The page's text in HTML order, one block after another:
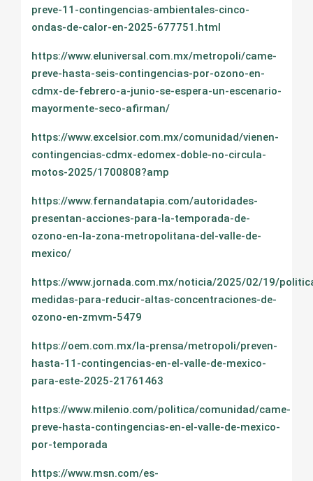
preve-11-contingencias-ambientales-cinco-
ondas-de-calor-en-2025-677751.html
https://www.eluniversal.com.mx/metropoli/came-
preve-hasta-seis-contingencias-por-ozono-en-
cdmx-de-febrero-a-junio-se-espera-un-escenario-
mayormente-seco-afirman/
https://www.excelsior.com.mx/comunidad/vienen-
contingencias-cdmx-edomex-doble-no-circula-
motos-2025/1700808?amp
https://www.fernandatapia.com/autoridades-
presentan-acciones-para-la-temporada-de-
ozono-en-la-zona-metropolitana-del-valle-de-
mexico/
https://www.jornada.com.mx/noticia/2025/02/19/
medidas-para-reducir-altas-concentraciones-de-
ozono-en-zmvm-5479
https://oem.com.mx/la-prensa/metropoli/preven-
hasta-11-contingencias-en-el-valle-de-mexico-
para-este-2025-21761463
https://www.milenio.com/politica/comunidad/came-
preve-hasta-contingencias-en-el-valle-de-mexico-
por-temporada
https://www.msn.com/es-